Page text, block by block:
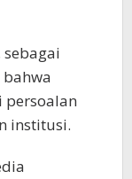
persoalan
institusi.